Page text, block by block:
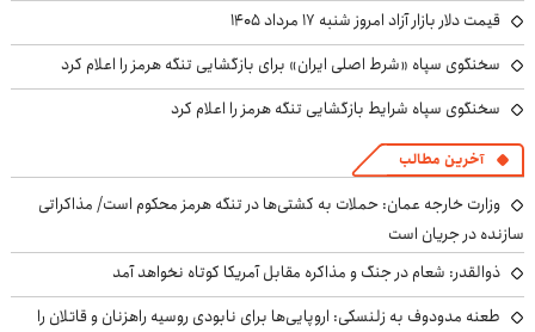
قیمت دلار بازار آزاد امروز شنبه ۱۷ مرداد ۱۴۰۵
سخنگوی سپاه «شرط اصلی ایران» برای بازگشایی تنگه هرمز را اعلام کرد
سخنگوی سپاه شرایط بازگشایی تنگه هرمز را اعلام کرد
آخرین مطالب
وزارت خارجه عمان: حملات به کشتی‌ها در تنگه هرمز محکوم است/ مذاکراتی
سازنده در جریان است
ذوالقدر: شعام در جنگ و مذاکره مقابل آمریکا کوتاه نخواهد آمد
طعنه مدودوف به زلنسکی: اروپایی‌ها برای نابودی روسیه راهزنان و قاتلان را